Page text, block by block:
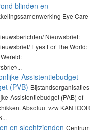
blinden en
Eye Care
Nieuwsbrief:
Eyes For The World:
...
Assistentiebudget
(PVB) Bijstandsorganisaties
Assistentiebudget (PAB) of
Absoluut vzw KANTOOR
en slechtzienden Centrum